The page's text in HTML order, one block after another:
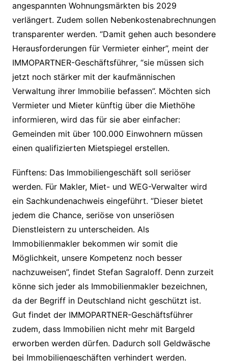
angespannten Wohnungsmärkten bis 2029
verlängert. Zudem sollen Nebenkostenabrechnungen
transparenter werden. “Damit gehen auch besondere
Herausforderungen für Vermieter einher”, meint der
IMMOPARTNER-Geschäftsführer, “sie müssen sich
jetzt noch stärker mit der kaufmännischen
Verwaltung ihrer Immobilie befassen”. Möchten sich
Vermieter und Mieter künftig über die Miethöhe
informieren, wird das für sie aber einfacher:
Gemeinden mit über 100.000 Einwohnern müssen
einen qualifizierten Mietspiegel erstellen.
Fünftens: Das Immobiliengeschäft soll seriöser
werden. Für Makler, Miet- und WEG-Verwalter wird
ein Sachkundenachweis eingeführt. “Dieser bietet
jedem die Chance, seriöse von unseriösen
Dienstleistern zu unterscheiden. Als
Immobilienmakler bekommen wir somit die
Möglichkeit, unsere Kompetenz noch besser
nachzuweisen”, findet Stefan Sagraloff. Denn zurzeit
könne sich jeder als Immobilienmakler bezeichnen,
da der Begriff in Deutschland nicht geschützt ist.
Gut findet der IMMOPARTNER-Geschäftsführer
zudem, dass Immobilien nicht mehr mit Bargeld
erworben werden dürfen. Dadurch soll Geldwäsche
bei Immobiliengeschäften verhindert werden.